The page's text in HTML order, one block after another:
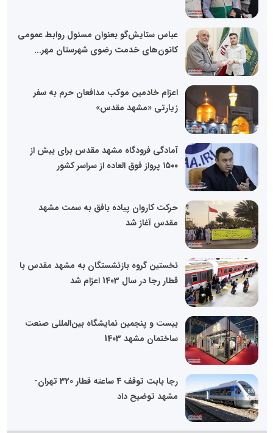
عباس ستایش‌گو بعنوان مسئول روابط عمومی
کانون‌های خدمت رضوی شهرستان مهر...
اعزام خادمین موکب مدافعان حرم به سفر
زیارتی «مشهد مقدس»
آمادگی فرودگاه مشهد مقدس برای بیش از
۱۵۰۰ پرواز فوق العاده از سراسر کشور
حرکت کاروان پیاده بافق به سمت مشهد
مقدس آغاز شد
نخستین گروه بازنشستگان به مشهد مقدس با
قطار رجا در سال 1403 اعزام شد
بیست و پنجمین نمایشگاه بین‌المللی صنعت
ساختمان مشهد 1403
رجا بابت توقف 4 ساعته قطار 320 تهران-
مشهد توضیح داد